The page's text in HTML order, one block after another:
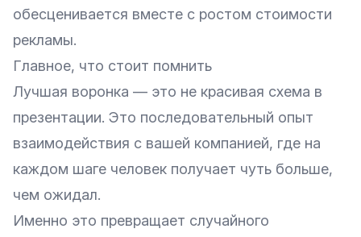
обесценивается вместе с ростом стоимости
рекламы.
Главное, что стоит помнить
Лучшая воронка — это не красивая схема в
презентации. Это последовательный опыт
взаимодействия с вашей компанией, где на
каждом шаге человек получает чуть больше,
чем ожидал.
Именно это превращает случайного